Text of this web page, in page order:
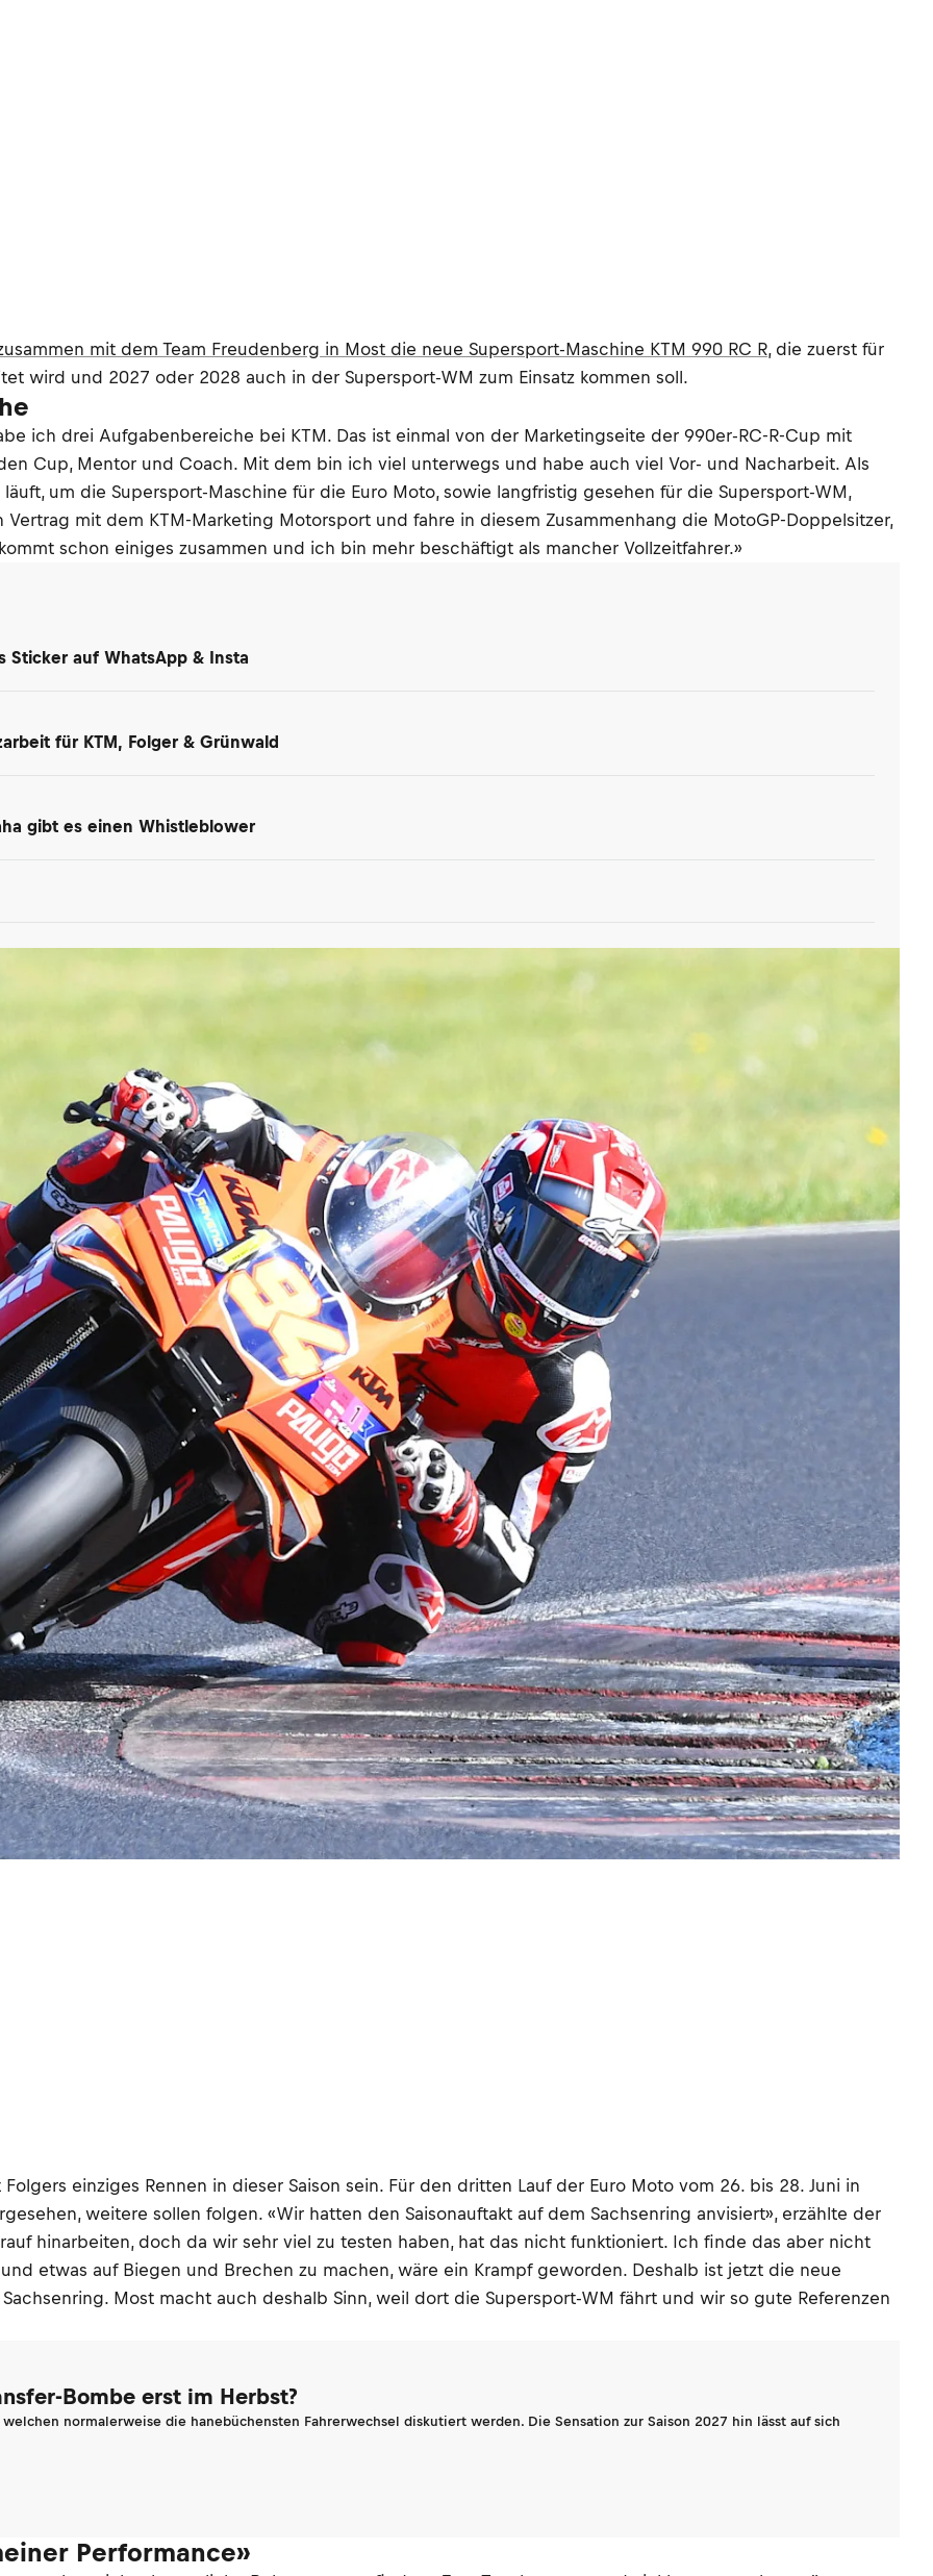
mit dem Team Freudenberg in Most die neue Supersport-Maschine KTM 990 RC R, die zuerst für
wird und 2027 oder 2028 auch in der Supersport-WM zum Einsatz kommen soll.
ich drei Aufgabenbereiche bei KTM. Das ist einmal von der Marketingseite der 990er-RC-R-Cup mit
Cup, Mentor und Coach. Mit dem bin ich viel unterwegs und habe auch viel Vor- und Nacharbeit. Als
um die Supersport-Maschine für die Euro Moto, sowie langfristig gesehen für die Supersport-WM,
mit dem KTM-Marketing Motorsport und fahre in diesem Zusammenhang die MotoGP-Doppelsitzer,
schon einiges zusammen und ich bin mehr beschäftigt als mancher Vollzeitfahrer.»
Sticker auf WhatsApp & Insta
für KTM, Folger & Grünwald
gibt es einen Whistleblower
einziges Rennen in dieser Saison sein. Für den dritten Lauf der Euro Moto vom 26. bis 28. Juni in
weitere sollen folgen. «Wir hatten den Saisonauftakt auf dem Sachsenring anvisiert», erzählte der
hinarbeiten, doch da wir sehr viel zu testen haben, hat das nicht funktioniert. Ich finde das aber nicht
etwas auf Biegen und Brechen zu machen, wäre ein Krampf geworden. Deshalb ist jetzt die neue
Most macht auch deshalb Sinn, weil dort die Supersport-WM fährt und wir so gute Referenzen
Bombe erst im Herbst?
normalerweise die hanebüchensten Fahrerwechsel diskutiert werden. Die Sensation zur Saison 2027 hin lässt auf sich
Performance»